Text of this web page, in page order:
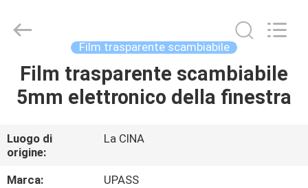
CASA
VIDEO
Technology
(Shanghai)
Reserved.
Film trasparente scambiabile
Film trasparente scambiabile
5mm elettronico della finestra
Luogo di
origine:
La CINA
Marca:
UPASS